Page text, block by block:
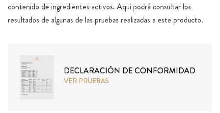
contenido de ingredientes activos. Aquí podrá consultar los
resultados de algunas de las pruebas realizadas a este producto.
DECLARACIÓN DE CONFORMIDAD
VER PRUEBAS